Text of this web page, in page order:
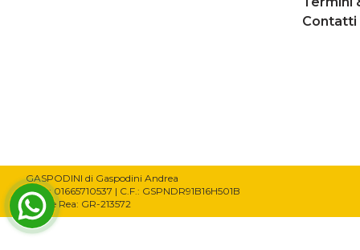
Contatti
GASPODINI di Gaspodini Andrea
P.Iva: 01665710537 | C.F.: GSPNDR91B16H501B
Codice Rea: GR-213572
WhatsApp